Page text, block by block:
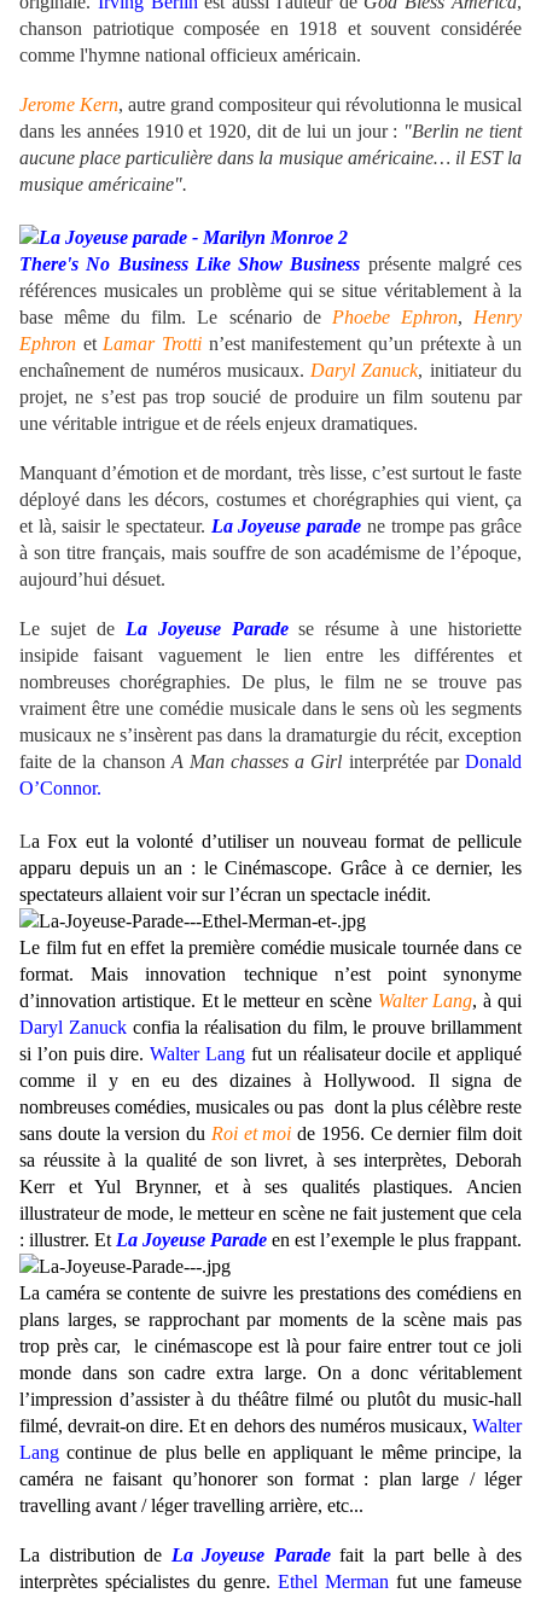
chanson patriotique composée en 1918 et souvent considérée
comme l'hymne national officieux américain.
Jerome Kern, autre grand compositeur qui révolutionna le musical
dans les années 1910 et 1920, dit de lui un jour : "Berlin ne tient
aucune place particulière dans la musique américaine… il EST la
musique américaine".
There's No Business Like Show Business présente malgré ces
références musicales un problème qui se situe véritablement à la
base même du film. Le scénario de Phoebe Ephron, Henry
Ephron et Lamar Trotti n’est manifestement qu’un prétexte à un
enchaînement de numéros musicaux. Daryl Zanuck, initiateur du
projet, ne s’est pas trop soucié de produire un film soutenu par
une véritable intrigue et de réels enjeux dramatiques.
Manquant d’émotion et de mordant, très lisse, c’est surtout le faste
déployé dans les décors, costumes et chorégraphies qui vient, ça
et là, saisir le spectateur. La Joyeuse parade ne trompe pas grâce
à son titre français, mais souffre de son académisme de l’époque,
aujourd’hui désuet.
Le sujet de La Joyeuse Paradese résume à une historiette
insipide faisant vaguement le lien entre les différentes et
nombreuses chorégraphies. De plus, le film ne se trouve pas
vraiment être une comédie musicale dans le sens où les segments
musicaux ne s’insèrent pas dans la dramaturgie du récit, exception
faite de la chanson A Man chasses a Girl interprétée parDonald
O’Connor.
La Fox eut la volonté d’utiliser un nouveau format de pellicule
apparu depuis un an : le Cinémascope. Grâce à ce dernier, les
spectateurs allaient voir sur l’écran un spectacle inédit.
Le film fut en effet la première comédie musicale tournée dans ce
format. Mais innovation technique n’est point synonyme
d’innovation artistique. Et le metteur en scène Walter Lang, à qui
Daryl Zanuckconfia la réalisation du film, le prouve brillamment
si l’on puis dire.Walter Lang fut un réalisateur docile et appliqué
comme il y en eu des dizaines à Hollywood. Il signa de
nombreuses comédies, musicales ou pas dont la plus célèbre reste
sans doute la version du Roi et moi de 1956. Ce dernier film doit
sa réussite à la qualité de son livret, à ses interprètes, Deborah
Kerr et Yul Brynner, et à ses qualités plastiques. Ancien
illustrateur de mode, le metteur en scène ne fait justement que cela
: illustrer. Et La Joyeuse Parade en est l’exemple le plus frappant.
La caméra se contente de suivre les prestations des comédiens en
plans larges, se rapprochant par moments de la scène mais pas
trop près car, le cinémascope est là pour faire entrer tout ce joli
monde dans son cadre extra large. On a donc véritablement
l’impression d’assister à du théâtre filmé ou plutôt du music-hall
filmé, devrait-on dire. Et en dehors des numéros musicaux, Walter
Lang continue de plus belle en appliquant le même principe, la
caméra ne faisant qu’honorer son format : plan large / léger
travelling avant / léger travelling arrière, etc...
La distribution de La Joyeuse Paradefait la part belle à des
interprètes spécialistes du genre. Ethel Merman fut une fameuse